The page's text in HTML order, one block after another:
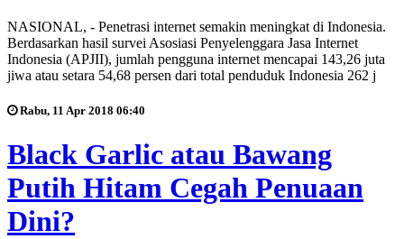
NASIONAL, - Penetrasi internet semakin meningkat di Indonesia.
Berdasarkan hasil survei Asosiasi Penyelenggara Jasa Internet
Indonesia (APJII), jumlah pengguna internet mencapai 143,26 juta
jiwa atau setara 54,68 persen dari total penduduk Indonesia 262 j
Rabu, 11 Apr 2018 06:40
Black Garlic atau Bawang
Putih Hitam Cegah Penuaan
Dini?